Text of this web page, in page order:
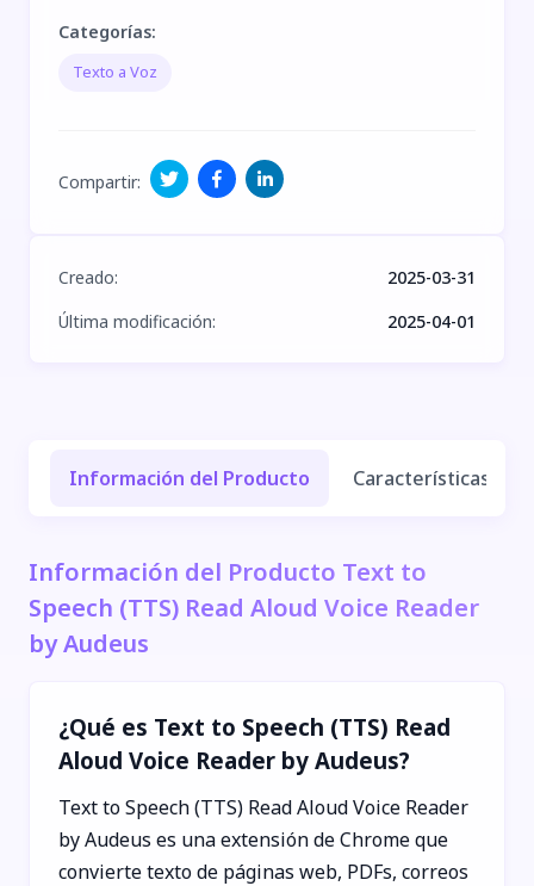
Categorías:
Texto a Voz
Compartir:
Creado:
2025-03-31
Última modificación: 2025-04-01
Información del Producto Características y
Información del Producto Text to
Speech (TTS) Read Aloud Voice Reader
by Audeus
¿Qué es Text to Speech (TTS) Read
Aloud Voice Reader by Audeus?
Text to Speech (TTS) Read Aloud Voice Reader
by Audeus es una extensión de Chrome que
convierte texto de páginas web, PDFs, correos